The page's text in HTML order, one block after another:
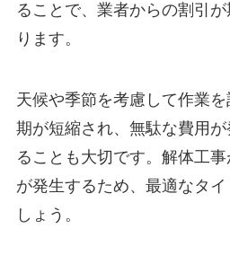
ることで、業者からの割引
ります。
天候や季節を考慮して作業
期が短縮され、無駄な費用
ることも大切です。解体工
が発生するため、最適なタ
しょう。